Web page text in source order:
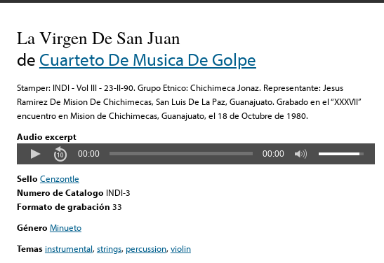
La Virgen De San Juan
de Cuarteto De Musica De Golpe
Stamper: INDI - Vol III - 23-II-90. Grupo Etnico: Chichimeca Jonaz. Representante: Jesus
Ramirez De Mision De Chichimecas, San Luis De La Paz, Guanajuato. Grabado en el “XXXVII”
encuentro en Mision de Chichimecas, Guanajuato, el 18 de Octubre de 1980.
Audio excerpt
00:00 00:00
Sello Cenzontle
Numero de Catalogo INDI-3
Formato de grabación 33
Género Minueto
Temas instrumental,strings, percussion,violin